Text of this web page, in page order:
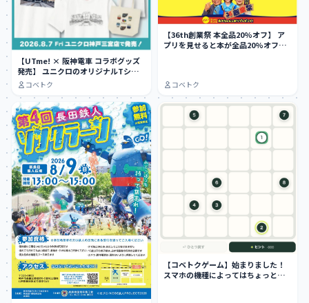
【UTme! × 阪神電車 コラボグッズ
発売】 ユニクロのオリジナルTシャ
ツ作…
コベトク
【36th創業祭 本全品20%オフ】 ア
プリを見せると本が全品20%オフ
コベトク
【コベトクゲーム】始まりました！
スマホの機種によってはちょっとや